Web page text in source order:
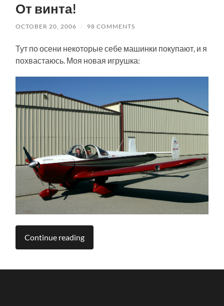
От винта!
OCTOBER 20, 2006 / 98 COMMENTS
Тут по осени некоторые себе машинки покупают, и я
похвастаюсь. Моя новая игрушка:
Continue reading